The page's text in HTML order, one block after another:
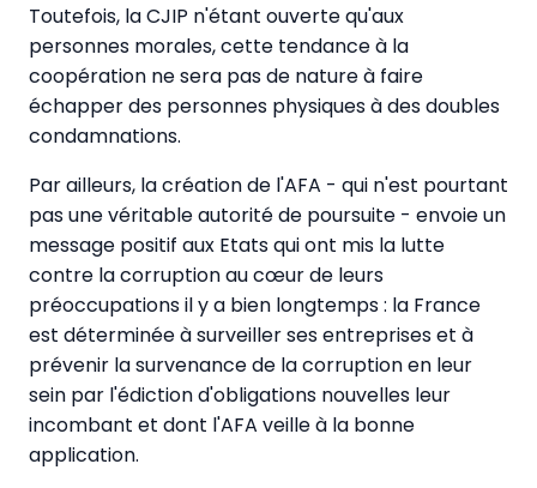
Toutefois, la CJIP n'étant ouverte qu'aux
personnes morales, cette tendance à la
coopération ne sera pas de nature à faire
échapper des personnes physiques à des doubles
condamnations.
Par ailleurs, la création de l'AFA - qui n'est pourtant
pas une véritable autorité de poursuite - envoie un
message positif aux Etats qui ont mis la lutte
contre la corruption au cœur de leurs
préoccupations il y a bien longtemps : la France
est déterminée à surveiller ses entreprises et à
prévenir la survenance de la corruption en leur
sein par l'édiction d'obligations nouvelles leur
incombant et dont l'AFA veille à la bonne
application.